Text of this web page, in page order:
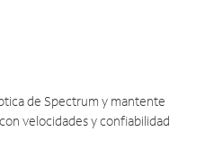
de Spectrum y mantente
velocidades y confiabilidad